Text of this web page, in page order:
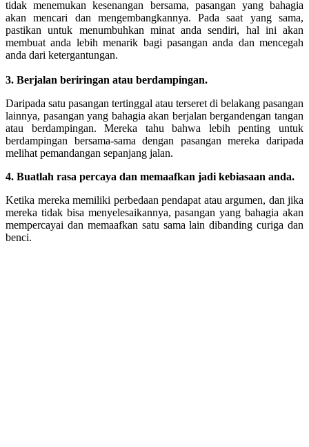
tidak menemukan kesenangan bersama, pasangan yang bahagia
akan mencari dan mengembangkannya. Pada saat yang sama,
pastikan untuk menumbuhkan minat anda sendiri, hal ini akan
membuat anda lebih menarik bagi pasangan anda dan mencegah
anda dari ketergantungan.
3. Berjalan beriringan atau berdampingan.
Daripada satu pasangan tertinggal atau terseret di belakang pasangan
lainnya, pasangan yang bahagia akan berjalan bergandengan tangan
atau berdampingan. Mereka tahu bahwa lebih penting untuk
berdampingan bersama-sama dengan pasangan mereka daripada
melihat pemandangan sepanjang jalan.
4. Buatlah rasa percaya dan memaafkan jadi kebiasaan anda.
Ketika mereka memiliki perbedaan pendapat atau argumen, dan jika
mereka tidak bisa menyelesaikannya, pasangan yang bahagia akan
mempercayai dan memaafkan satu sama lain dibanding curiga dan
benci.